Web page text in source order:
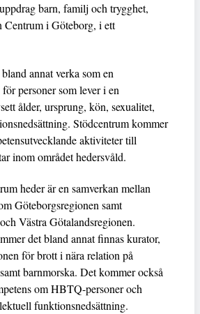
barn, familj och trygghet,
Centrum i Göteborg, i ett
annat verka som en
personer som lever i en
ålder, ursprung, kön, sexualitet,
Stödcentrum kommer
aktiviteter till
inom området hedersvåld.
heder är en samverkan mellan
Göteborgsregionen samt
Västra Götalandsregionen.
det bland annat finnas kurator,
för brott i nära relation på
barnmorska. Det kommer också
om HBTQ-personer och
funktionsnedsättning.